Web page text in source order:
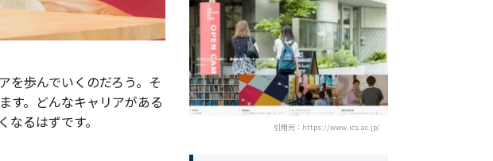
を歩んでいくのだろう。そ
す。どんなキャリアがある
るはずです。
引用元：https://www.ics.ac.jp/